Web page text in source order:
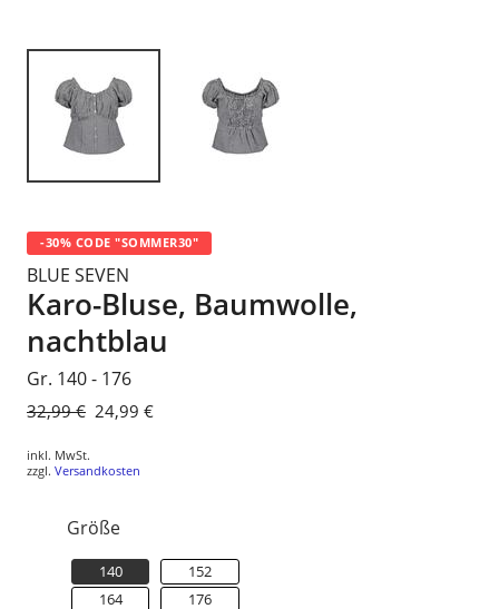
-30% CODE "SOMMER30"
BLUE SEVEN
Karo-Bluse, Baumwolle,
nachtblau
Gr. 140 - 176
Normaler
32,99 € Sonderpreis
24,99 €
inkl. MwSt.
zzgl. Versandkosten
Größe
140
152
164
176